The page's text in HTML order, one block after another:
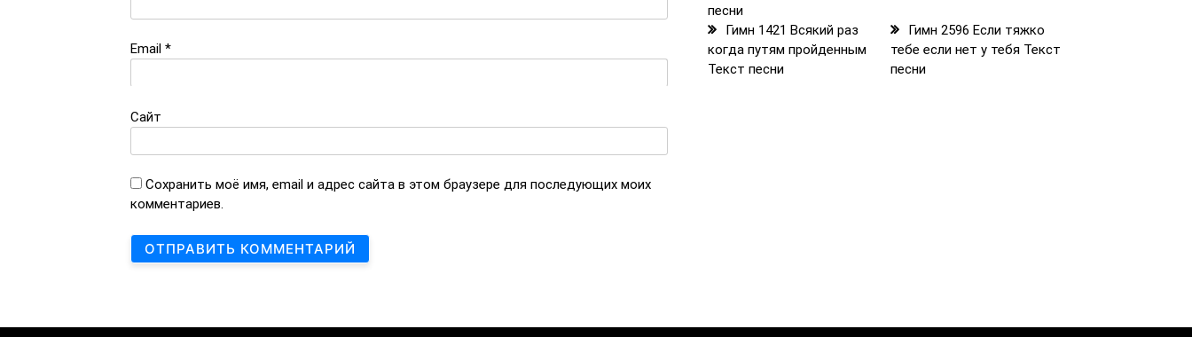
Email *
Сайт
Сохранить моё имя, email и адрес сайта в этом браузере для последующих моих
комментариев.
песни
Гимн 1421 Всякий раз
когда путям пройденным
Текст песни
Гимн 2596 Если тяжко
тебе если нет у тебя Текст
песни